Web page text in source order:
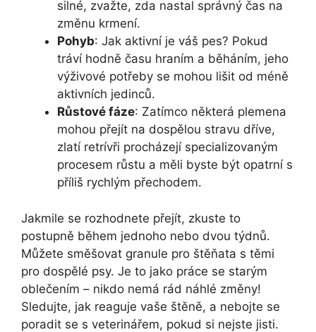
silné, zvažte, zda nastal správný čas na
změnu krmení.
Pohyb: Jak aktivní je váš pes? Pokud
tráví hodně času hraním a běháním, jeho
výživové potřeby se mohou lišit od méně
aktivních jedinců.
Růstové fáze: Zatímco některá plemena
mohou přejít na dospělou stravu dříve,
zlatí retrívři procházejí specializovaným
procesem růstu a měli byste být opatrní s
příliš rychlým přechodem.
Jakmile se rozhodnete přejít, zkuste to
postupně během jednoho nebo dvou týdnů.
Můžete směšovat granule pro štěňata s těmi
pro dospělé psy. Je to jako práce se starým
oblečením – nikdo nemá rád náhlé změny!
Sledujte, jak reaguje vaše štěně, a nebojte se
poradit se s veterinářem, pokud si nejste jisti.